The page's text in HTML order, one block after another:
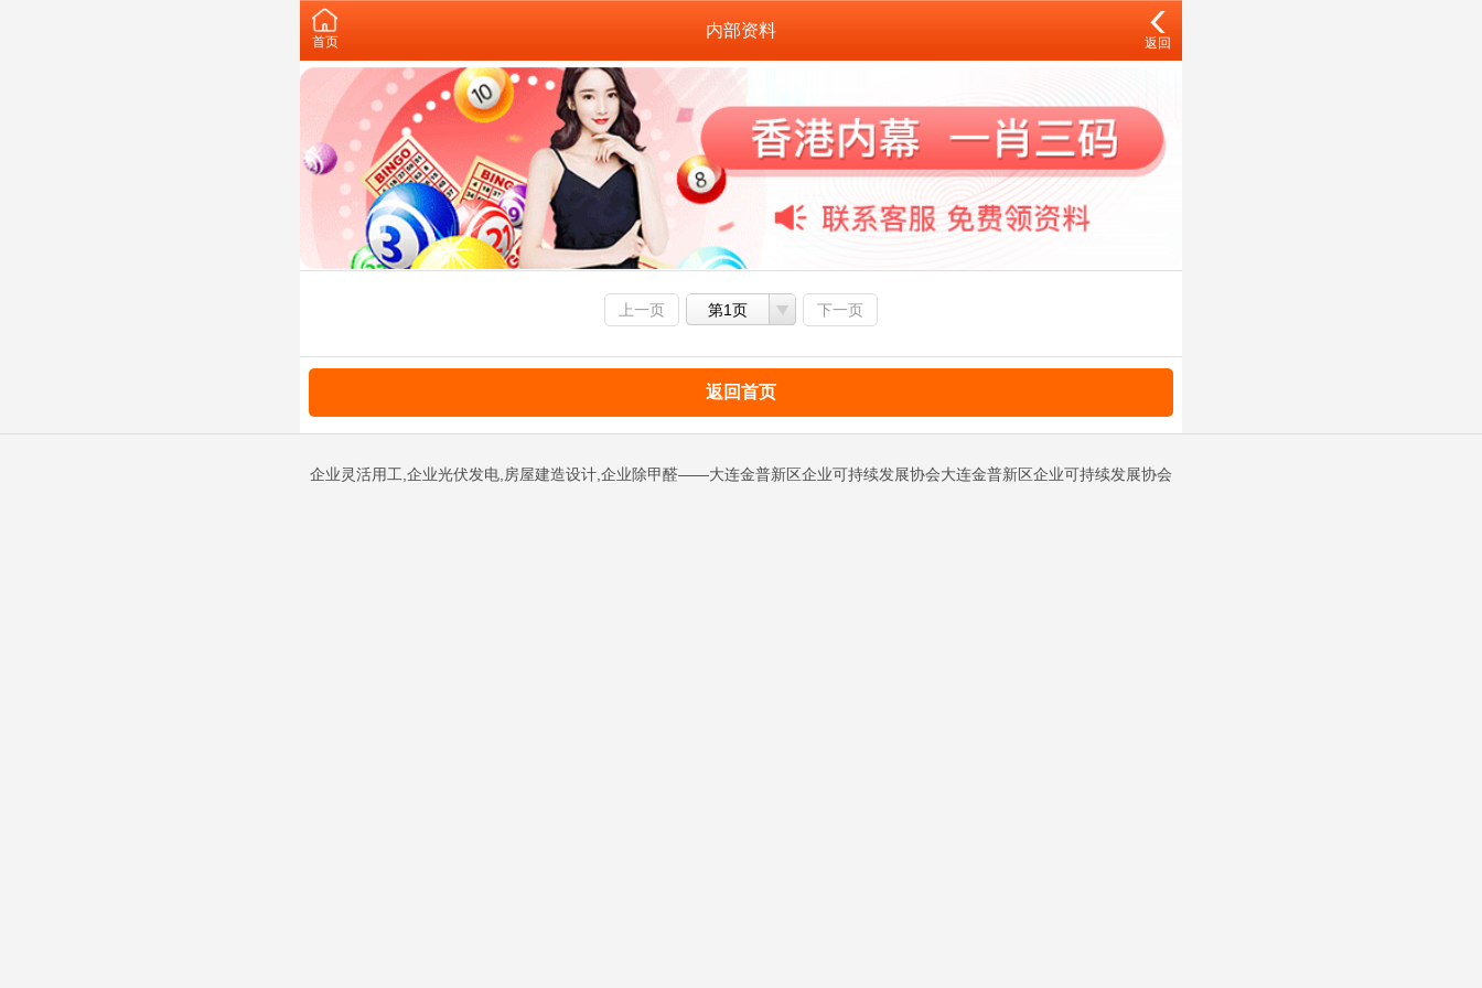
首页
内部资料
返回
上一页 第1页 下一页
返回首页
企业灵活用工,企业光伏发电,房屋建造设计,企业除甲醛——大连金普新区企业可持续发展协会大连金普新区企业可持续发展协会